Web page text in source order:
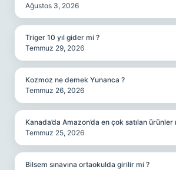
Ağustos 3, 2026
Triger 10 yıl gider mi ?
Temmuz 29, 2026
Kozmoz ne demek Yunanca ?
Temmuz 26, 2026
Kanada’da Amazon’da en çok satılan
Temmuz 25, 2026
Bilsem sınavına ortaokulda girilir mi ?